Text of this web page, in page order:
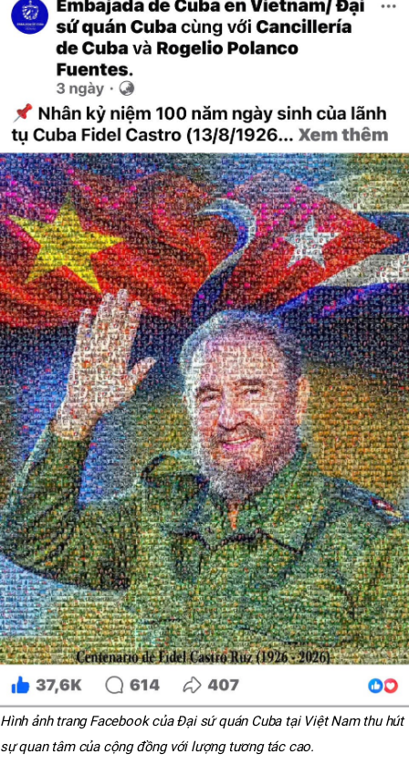
Hình ảnh trang Facebook của Đại sứ quán Cuba tại Việt Nam thu hút
sự quan tâm của cộng đồng với lượng tương tác cao.